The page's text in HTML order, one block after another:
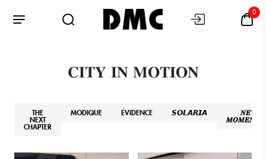
0
𝐂𝐈𝐓𝐘 𝐈𝐍 𝐌𝐎𝐓𝐈𝐎𝐍
THE
NEXT
CHAPTER
MODIQUE ÉVIDENCE 𝙎𝙊𝙇𝘼𝙍𝙄𝘼 𝑵𝑬𝑾